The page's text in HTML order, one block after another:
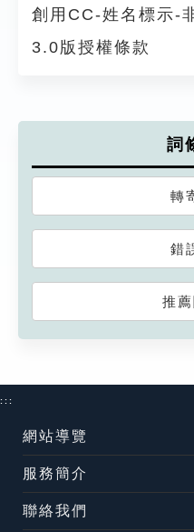
創用CC-姓名標示-
3.0版授權條款
詞
轉
錯
推
:::
網站導覽
服務簡介
聯絡我們